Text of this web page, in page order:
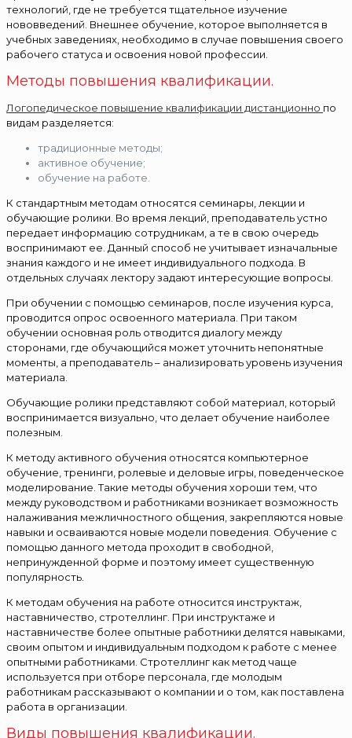
технологий, где не требуется тщательное изучение
нововведений. Внешнее обучение, которое выполняется в
учебных заведениях, необходимо в случае повышения своего
рабочего статуса и освоения новой профессии.
Методы повышения квалификации.
Логопедическое повышение квалификации дистанционно по
видам разделяется:
традиционные методы;
активное обучение;
обучение на работе.
К стандартным методам относятся семинары, лекции и
обучающие ролики. Во время лекций, преподаватель устно
передает информацию сотрудникам, а те в свою очередь
воспринимают ее. Данный способ не учитывает изначальные
знания каждого и не имеет индивидуального подхода. В
отдельных случаях лектору задают интересующие вопросы.
При обучении с помощью семинаров, после изучения курса,
проводится опрос освоенного материала. При таком
обучении основная роль отводится диалогу между
сторонами, где обучающийся может уточнить непонятные
моменты, а преподаватель – анализировать уровень изучения
материала.
Обучающие ролики представляют собой материал, который
воспринимается визуально, что делает обучение наиболее
полезным.
К методу активного обучения относятся компьютерное
обучение, тренинги, ролевые и деловые игры, поведенческое
моделирование. Такие методы обучения хороши тем, что
между руководством и работниками возникает возможность
налаживания межличностного общения, закрепляются новые
навыки и осваиваются новые модели поведения. Обучение с
помощью данного метода проходит в свободной,
непринужденной форме и поэтому имеет существенную
популярность.
К методам обучения на работе относится инструктаж,
наставничество, стротеллинг. При инструктаже и
наставничестве более опытные работники делятся навыками,
своим опытом и индивидуальным подходом к работе с менее
опытными работниками. Стротеллинг как метод чаще
используется при отборе персонала, где молодым
работникам рассказывают о компании и о том, как поставлена
работа в организации.
Виды повышения квалификации.